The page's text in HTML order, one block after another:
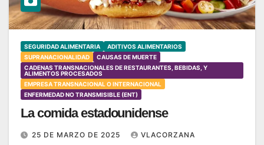
SEGURIDAD ALIMENTARIA
ADITIVOS ALIMENTARIOS
SUPRANACIONALIDAD
CAUSAS DE MUERTE
CADENAS TRANSNACIONALES DE RESTAURANTES, BEBIDAS, Y
ALIMENTOS PROCESADOS
EMPRESA TRANSNACIONAL O INTERNACIONAL
ENFERMEDAD NO TRANSMISIBLE (ENT)
La comida estadounidense
25 DE MARZO DE 2025 VLACORZANA